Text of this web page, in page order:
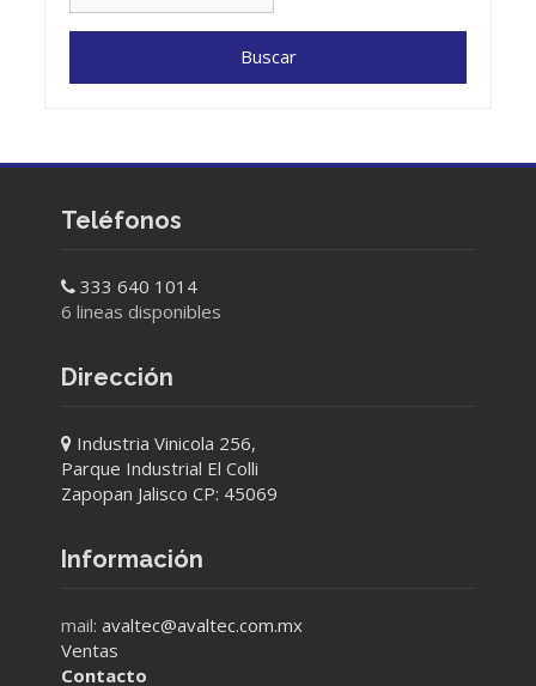
Teléfonos
333 640 1014
6 lineas disponibles
Dirección
Industria Vinicola 256,
Parque Industrial El Colli
Zapopan Jalisco CP: 45069
Información
mail: avaltec@avaltec.com.mx
Ventas
Contacto